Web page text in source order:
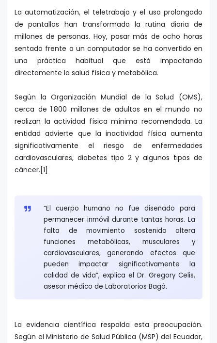
La automatización, el teletrabajo y el uso prolongado
de pantallas han transformado la rutina diaria de
millones de personas. Hoy, pasar más de ocho horas
sentado frente a un computador se ha convertido en
una práctica habitual que está impactando
directamente la salud física y metabólica.
Según la Organización Mundial de la Salud (OMS),
cerca de 1.800 millones de adultos en el mundo no
realizan la actividad física mínima recomendada. La
entidad advierte que la inactividad física aumenta
significativamente el riesgo de enfermedades
cardiovasculares, diabetes tipo 2 y algunos tipos de
cáncer.[1]
“El cuerpo humano no fue diseñado para
permanecer inmóvil durante tantas horas. La
falta de movimiento sostenido altera
funciones metabólicas, musculares y
cardiovasculares, generando efectos que
pueden impactar significativamente la
calidad de vida”, explica el Dr. Gregory Celis,
asesor médico de Laboratorios Bagó.
La evidencia científica respalda esta preocupación.
Según el Ministerio de Salud Pública (MSP) del Ecuador,